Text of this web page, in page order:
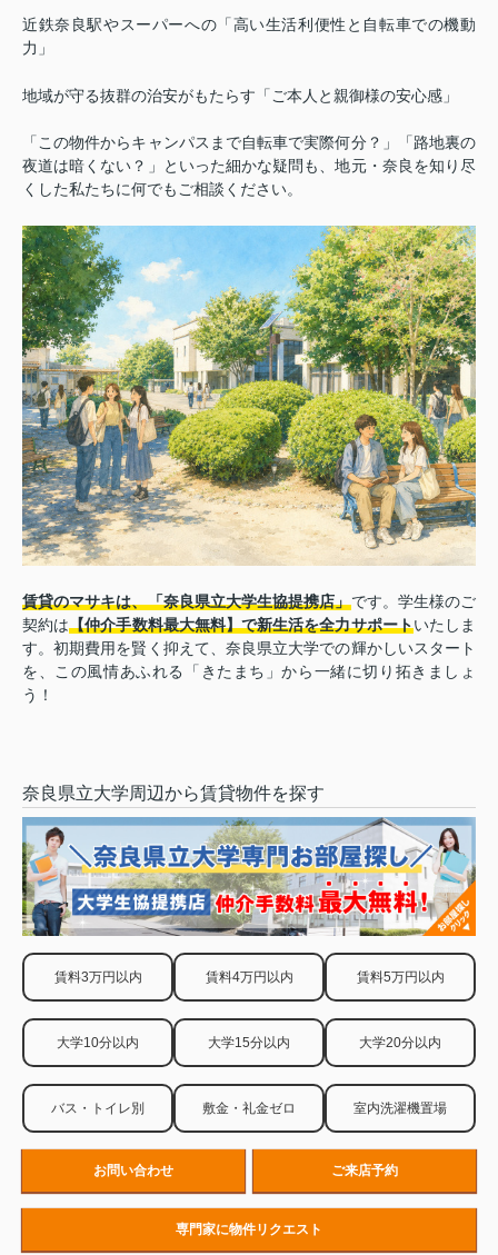
近鉄奈良駅やスーパーへの「高い生活利便性と自転車での機動
力」
地域が守る抜群の治安がもたらす「ご本人と親御様の安心感」
「この物件からキャンパスまで自転車で実際何分？」「路地裏の
夜道は暗くない？」といった細かな疑問も、地元・奈良を知り尽
くした私たちに何でもご相談ください。
賃貸のマサキは、「奈良県立大学生協提携店」です。学生様のご
契約は【仲介手数料最大無料】で新生活を全力サポートいたしま
す。初期費用を賢く抑えて、奈良県立大学での輝かしいスタート
を、この風情あふれる「きたまち」から一緒に切り拓きましょ
う！
奈良県立大学周辺から賃貸物件を探す
賃料3万円以内 賃料4万円以内 賃料5万円以内
大学10分以内 大学15分以内 大学20分以内
バス・トイレ別 敷金・礼金ゼロ 室内洗濯機置場
お問い合わせ ご来店予約
専門家に物件リクエスト